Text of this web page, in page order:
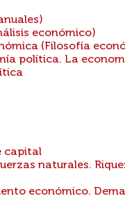
económico)
(Filosofía
política. La
capital
naturales.
económico.